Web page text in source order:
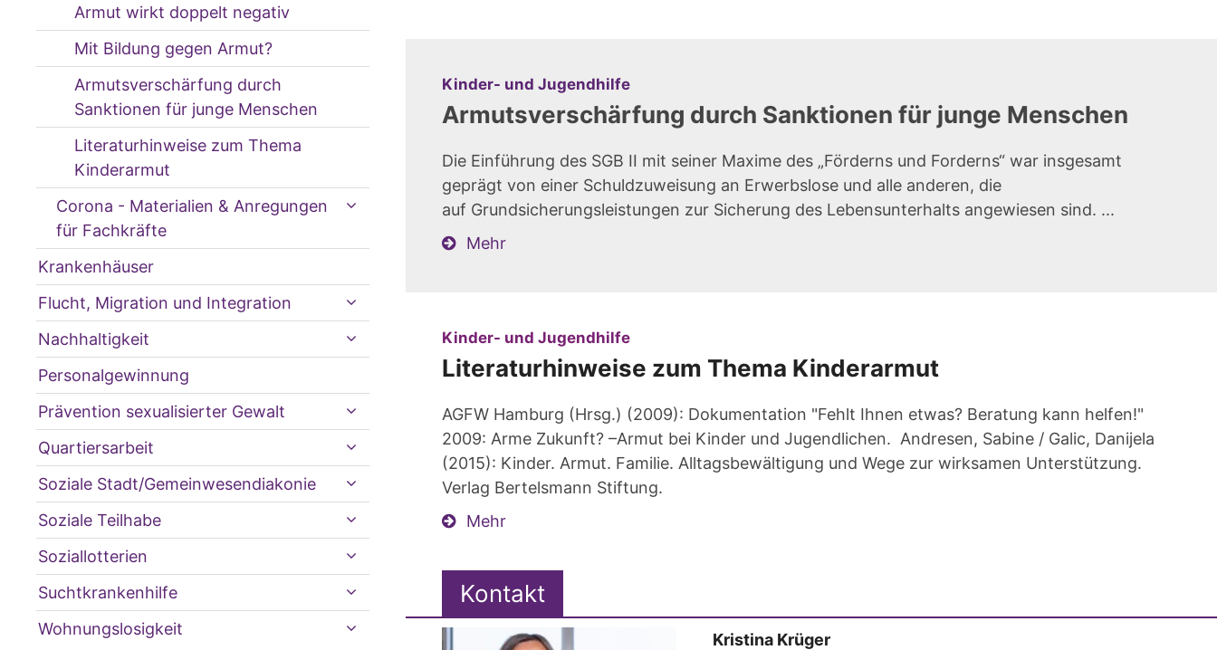
Kinder- und Jugendhilfe:
Armutsverschärfung durch Sanktionen für junge Menschen
Die Einführung des SGB II mit seiner Maxime des „Förderns und Forderns“ war insgesamt
geprägt von einer Schuldzuweisung an Erwerbslose und alle anderen, die
auf Grundsicherungsleistungen zur Sicherung des Lebensunterhalts angewiesen sind. ...
Mehr
Kinder- und Jugendhilfe:
Literaturhinweise zum Thema Kinderarmut
AGFW Hamburg (Hrsg.) (2009): Dokumentation "Fehlt Ihnen etwas? Beratung kann helfen!"
2009: Arme Zukunft? –Armut bei Kinder und Jugendlichen. Andresen, Sabine / Galic, Danijela
(2015): Kinder. Armut. Familie. Alltagsbewältigung und Wege zur wirksamen Unterstützung.
Verlag Bertelsmann Stiftung.
Mehr
Kontakt
KristinaKrüger
Armut wirkt doppelt negativ
Mit Bildung gegen Armut?
Armutsverschärfung durch
Sanktionen für junge Menschen
Literaturhinweise zum Thema
Kinderarmut
Corona - Materialien & Anregungen
für Fachkräfte
Krankenhäuser
Flucht, Migration und Integration
Nachhaltigkeit
Personalgewinnung
Prävention sexualisierter Gewalt
Quartiersarbeit
Soziale Stadt/Gemeinwesendiakonie
Soziale Teilhabe
Soziallotterien
Suchtkrankenhilfe
Wohnungslosigkeit